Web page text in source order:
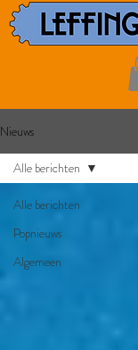
Nieuws
Alle berichten
Popnieuws
Algemeen
Alle berichten